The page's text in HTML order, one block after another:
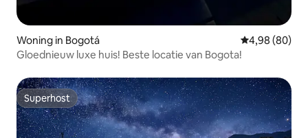
Woning in Bogotá Gemiddelde
4,98 (80)
Gloednieuw luxe huis! Beste locatie van Bogota!
Superhost
Superhost